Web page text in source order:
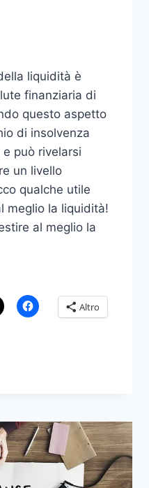
liquidità è
finanziaria di
questo aspetto
di insolvenza
può rivelarsi
un livello
qualche utile
meglio la liquidità!
al meglio la
Altro